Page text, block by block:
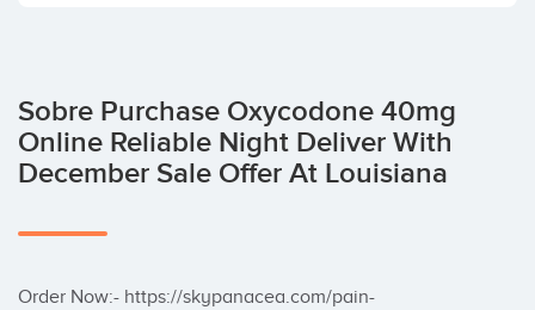
Sobre Purchase Oxycodone 40mg
Online Reliable Night Deliver With
December Sale Offer At Louisiana
Order Now:- https://skypanacea.com/pain-